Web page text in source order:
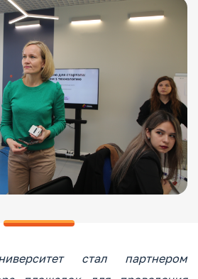
стал партнером